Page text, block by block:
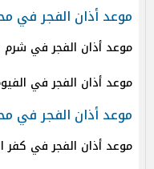
موعد أذان الفجر في
موعد أذان الفجر في شرم
موعد أذان الفجر في الفيوم:
موعد أذان الفجر في
موعد أذان الفجر في كفر